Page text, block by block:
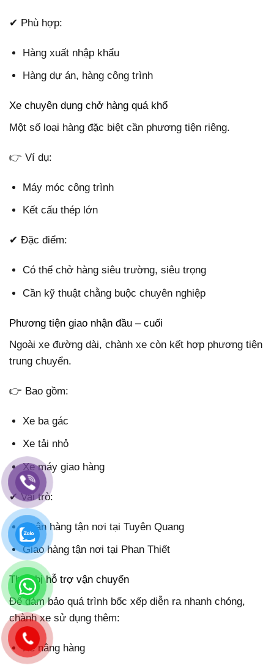
✔ Phù hợp:
Hàng xuất nhập khẩu
Hàng dự án, hàng công trình
Xe chuyên dụng chở hàng quá khổ
Một số loại hàng đặc biệt cần phương tiện riêng.
👉 Ví dụ:
Máy móc công trình
Kết cấu thép lớn
✔ Đặc điểm:
Có thể chở hàng siêu trường, siêu trọng
Cần kỹ thuật chằng buộc chuyên nghiệp
Phương tiện giao nhận đầu – cuối
Ngoài xe đường dài, chành xe còn kết hợp phương tiện
trung chuyển.
👉 Bao gồm:
Xe ba gác
Xe tải nhỏ
Xe máy giao hàng
✔ Vai trò:
Nhận hàng tận nơi tại Tuyên Quang
Giao hàng tận nơi tại Phan Thiết
Thiết bị hỗ trợ vận chuyển
Để đảm bảo quá trình bốc xếp diễn ra nhanh chóng,
chành xe sử dụng thêm:
Xe nâng hàng